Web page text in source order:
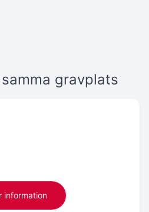
gravplats
information